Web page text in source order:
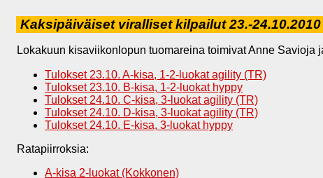
Kaksipäiväiset viralliset kilpailut 23.-24.10.2010
Lokakuun kisaviikonlopun tuomareina toimivat Anne
Tulokset 23.10. A-kisa, 1-2-luokat agility (TR)
Tulokset 23.10. B-kisa, 1-2-luokat hyppy
Tulokset 24.10. C-kisa, 3-luokat agility (TR)
Tulokset 24.10. D-kisa, 3-luokat agility (TR)
Tulokset 24.10. E-kisa, 3-luokat hyppy
Ratapiirroksia:
A-kisa 2-luokat (Kokkonen)